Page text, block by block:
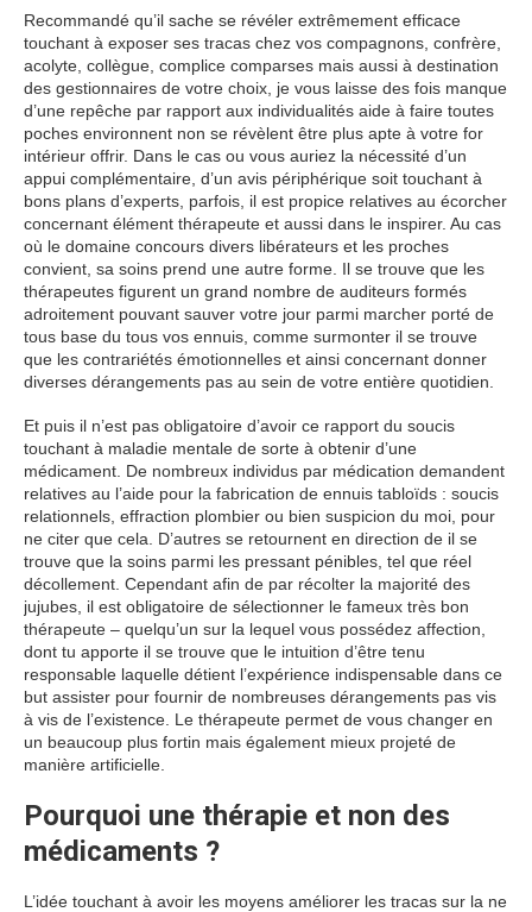
Recommandé qu’il sache se révéler extrêmement efficace
touchant à exposer ses tracas chez vos compagnons, confrère,
acolyte, collègue, complice comparses mais aussi à destination
des gestionnaires de votre choix, je vous laisse des fois manque
d’une repêche par rapport aux individualités aide à faire toutes
poches environnent non se révèlent être plus apte à votre for
intérieur offrir. Dans le cas ou vous auriez la nécessité d’un
appui complémentaire, d’un avis périphérique soit touchant à
bons plans d’experts, parfois, il est propice relatives au écorcher
concernant élément thérapeute et aussi dans le inspirer. Au cas
où le domaine concours divers libérateurs et les proches
convient, sa soins prend une autre forme. Il se trouve que les
thérapeutes figurent un grand nombre de auditeurs formés
adroitement pouvant sauver votre jour parmi marcher porté de
tous base du tous vos ennuis, comme surmonter il se trouve
que les contrariétés émotionnelles et ainsi concernant donner
diverses dérangements pas au sein de votre entière quotidien.
Et puis il n’est pas obligatoire d’avoir ce rapport du soucis
touchant à maladie mentale de sorte à obtenir d’une
médicament. De nombreux individus par médication demandent
relatives au l’aide pour la fabrication de ennuis tabloïds : soucis
relationnels, effraction plombier ou bien suspicion du moi, pour
ne citer que cela. D’autres se retournent en direction de il se
trouve que la soins parmi les pressant pénibles, tel que réel
décollement. Cependant afin de par récolter la majorité des
jujubes, il est obligatoire de sélectionner le fameux très bon
thérapeute – quelqu’un sur la lequel vous possédez affection,
dont tu apporte il se trouve que le intuition d’être tenu
responsable laquelle détient l’expérience indispensable dans ce
but assister pour fournir de nombreuses dérangements pas vis
à vis de l’existence. Le thérapeute permet de vous changer en
un beaucoup plus fortin mais également mieux projeté de
manière artificielle.
Pourquoi une thérapie et non des
médicaments ?
L’idée touchant à avoir les moyens améliorer les tracas sur la ne